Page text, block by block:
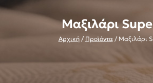
Μαξιλάρι
Αρχική/ Προϊόντα/ Μαξιλάρι